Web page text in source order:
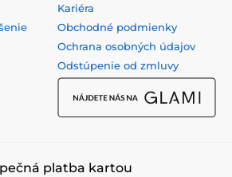
Kariéra
Obchodné podmienky
Ochrana osobných údajov
Odstúpenie od zmluvy
platba kartou